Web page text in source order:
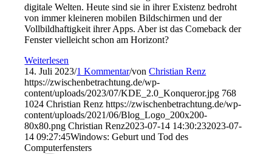
digitale Welten. Heute sind sie in ihrer Existenz bedroht
von immer kleineren mobilen Bildschirmen und der
Vollbildhaftigkeit ihrer Apps. Aber ist das Comeback der
Fenster vielleicht schon am Horizont?
Weiterlesen
14. Juli 2023/1 Kommentar/vonChristian Renz
https://zwischenbetrachtung.de/wp-
content/uploads/2023/07/KDE_2.0_Konqueror.jpg 768
1024 Christian Renz https://zwischenbetrachtung.de/wp-
content/uploads/2021/06/Blog_Logo_200x200-
80x80.png Christian Renz2023-07-14 14:30:232023-07-
14 09:27:45Windows: Geburt und Tod des
Computerfensters